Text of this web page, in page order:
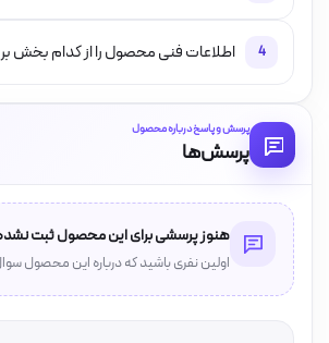
4 اطلاعات فنی محصول را از کدام بخش
پرسش و پاسخ درباره محصول
پرسش‌ها
هنوز پرسشی برای این محصول ثبت
اولین نفری باشید که درباره این محصول